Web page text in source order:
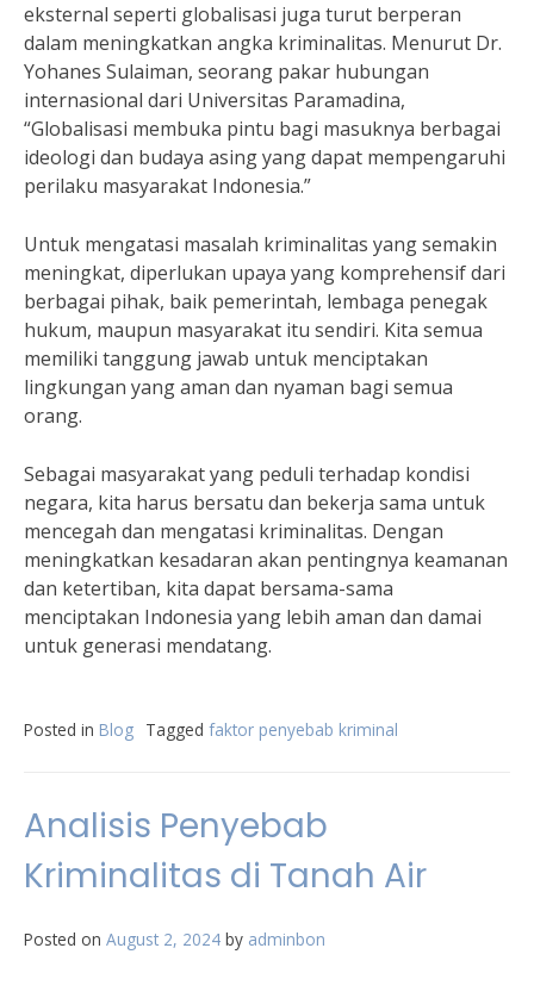
eksternal seperti globalisasi juga turut berperan
dalam meningkatkan angka kriminalitas. Menurut Dr.
Yohanes Sulaiman, seorang pakar hubungan
internasional dari Universitas Paramadina,
“Globalisasi membuka pintu bagi masuknya berbagai
ideologi dan budaya asing yang dapat mempengaruhi
perilaku masyarakat Indonesia.”
Untuk mengatasi masalah kriminalitas yang semakin
meningkat, diperlukan upaya yang komprehensif dari
berbagai pihak, baik pemerintah, lembaga penegak
hukum, maupun masyarakat itu sendiri. Kita semua
memiliki tanggung jawab untuk menciptakan
lingkungan yang aman dan nyaman bagi semua
orang.
Sebagai masyarakat yang peduli terhadap kondisi
negara, kita harus bersatu dan bekerja sama untuk
mencegah dan mengatasi kriminalitas. Dengan
meningkatkan kesadaran akan pentingnya keamanan
dan ketertiban, kita dapat bersama-sama
menciptakan Indonesia yang lebih aman dan damai
untuk generasi mendatang.
Posted in Blog Tagged faktor penyebab kriminal
Analisis Penyebab
Kriminalitas di Tanah Air
Posted on August 2, 2024 by adminbon